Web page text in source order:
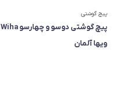
پیچ گوشتی
پیچ گوشتی دوسو و چهارسو Wiha
ویها آلمان